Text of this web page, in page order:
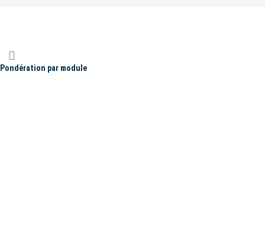
Pondération par module